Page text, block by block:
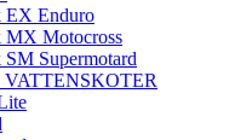
EX Enduro
MX Motocross
SM Supermotard